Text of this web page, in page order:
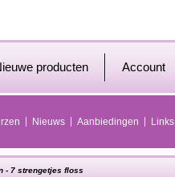
producten Account
Nieuws Aanbiedingen Links
- 7 strengetjes floss